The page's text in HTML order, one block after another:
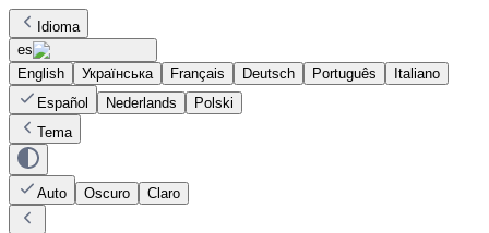
Idioma
es
English
Українська Français Deutsch Português
Italiano
Español
Nederlands
Polski
Tema
Auto Oscuro Claro